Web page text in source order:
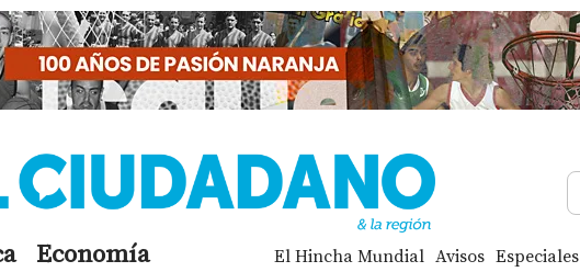
Economía El Hincha Mundial Avisos Especiales